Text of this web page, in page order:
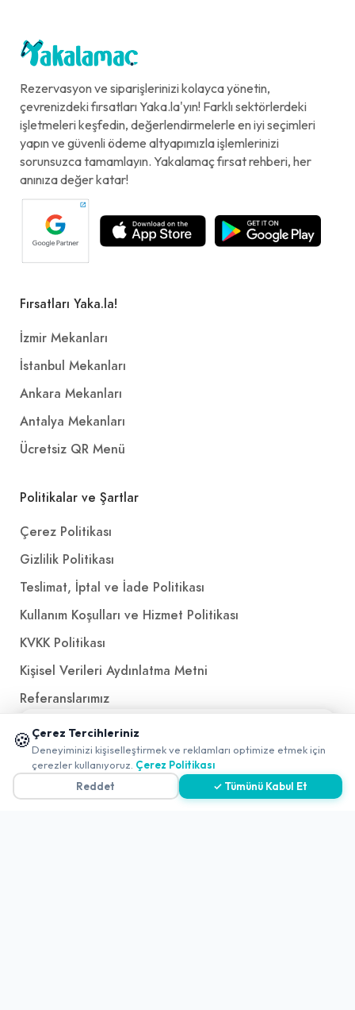
Rezervasyon ve siparişlerinizi kolayca yönetin,
çevrenizdeki fırsatları Yaka.la'yın! Farklı sektörlerdeki
işletmeleri keşfedin, değerlendirmelerle en iyi seçimleri
yapın ve güvenli ödeme altyapımızla işlemlerinizi
sorunsuzca tamamlayın. Yakalamaç fırsat rehberi, her
anınıza değer katar!
Fırsatları Yaka.la!
İzmir Mekanları
İstanbul Mekanları
Ankara Mekanları
Antalya Mekanları
Ücretsiz QR Menü
Politikalar ve Şartlar
Çerez Politikası
Gizlilik Politikası
Teslimat, İptal ve İade Politikası
Kullanım Koşulları ve Hizmet Politikası
KVKK Politikası
Kişisel Verileri Aydınlatma Metni
Referanslarımız
İletişim
iletisim@yakalamac.com.tr
Dokuz Eylül Üniversitesi Teknoparkı Adatepe Mah.
🍪 Çerez Tercihleriniz
Deneyiminizi kişiselleştirmek ve reklamları optimize etmek için
çerezler kullanıyoruz. Çerez Politikası
Reddet
✓ Tümünü Kabul Et
📱 Mobil uygulamamızı keşfedin!
✖